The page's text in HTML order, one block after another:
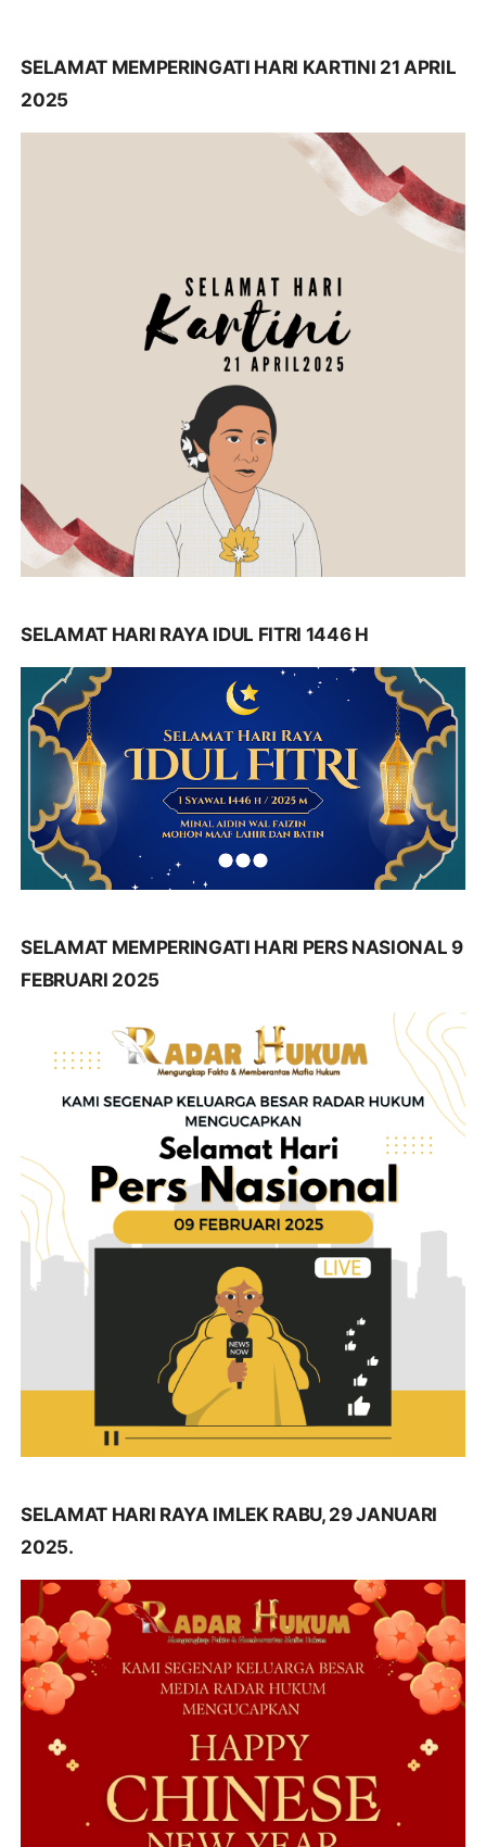
SELAMAT MEMPERINGATI HARI KARTINI 21 APRIL
2025
SELAMAT HARI RAYA IDUL FITRI 1446 H
SELAMAT MEMPERINGATI HARI PERS NASIONAL 9
FEBRUARI 2025
SELAMAT HARI RAYA IMLEK RABU, 29 JANUARI
2025.